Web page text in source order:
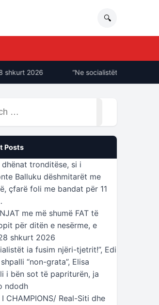
🔍
2026 “Ne socialistët ia fusim njëri-
Posts
dhënat tronditëse, si i
Balluku dëshmitarët me
çfarë foli me bandat për 11
me më shumë FAT të
për ditën e nesërme, e
shkurt 2026
ia fusim njëri-tjetrit!”, Edi
“non-grata”, Elisa
i bën sot të papriturën, ja
ndodh
I CHAMPIONS/ Real-Siti dhe